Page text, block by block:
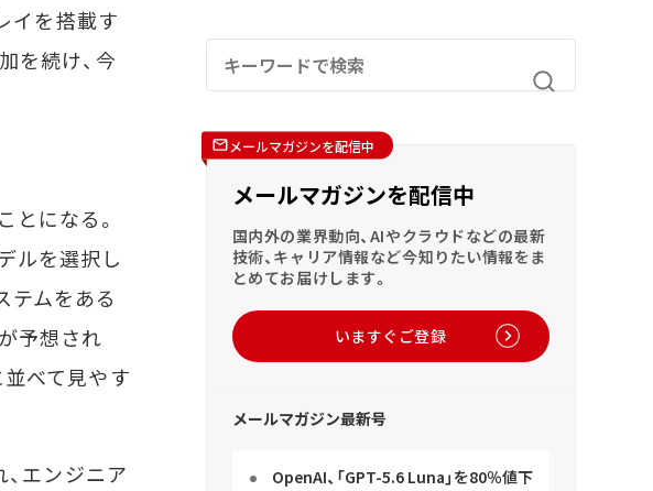
イを搭載す
を続け、今
になる。
ルを選択し
テムをある
予想され
べて見やす
エンジニア
メールマガジンを配信中
メールマガジンを配信中
国内外の業界動向、AIやクラウドなどの最新
技術、キャリア情報など今知りたい情報をま
とめてお届けします。
いますぐご登録
メールマガジン最新号
OpenAI、「GPT-5.6 Luna」を80％値下